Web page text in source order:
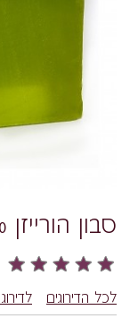
סבון הורייזן
לכל הדירוגים